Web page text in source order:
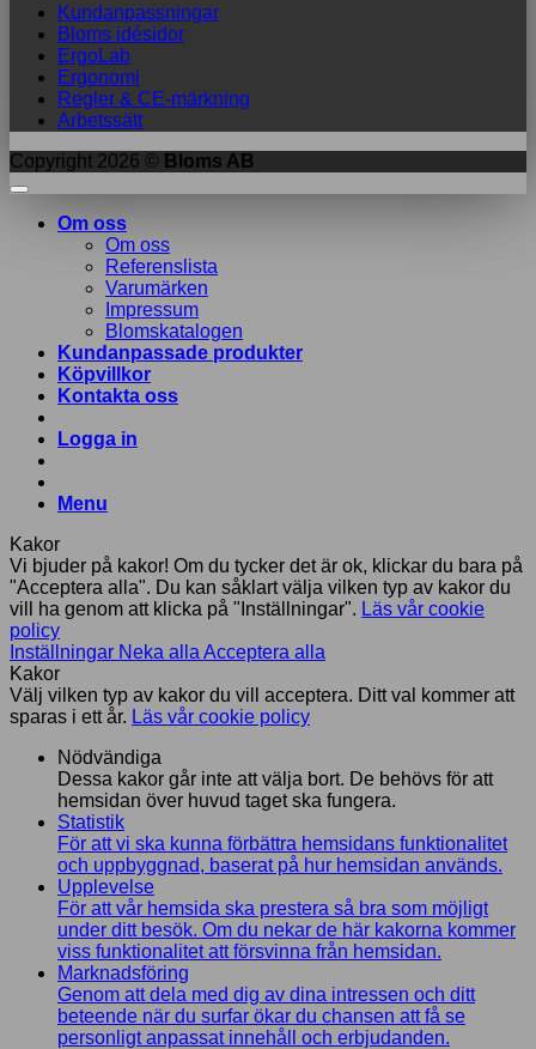
Kundanpassningar
Bloms idésidor
ErgoLab
Ergonomi
Regler & CE-märkning
Arbetssätt
Copyright 2026 © Bloms AB
Om oss
Om oss
Referenslista
Varumärken
Impressum
Blomskatalogen
Kundanpassade produkter
Köpvillkor
Kontakta oss
Logga in
Menu
Kakor
Vi bjuder på kakor! Om du tycker det är ok, klickar du bara på
"Acceptera alla". Du kan såklart välja vilken typ av kakor du
vill ha genom att klicka på "Inställningar". Läs vår cookie
policy
Inställningar Neka alla Acceptera alla
Kakor
Välj vilken typ av kakor du vill acceptera. Ditt val kommer att
sparas i ett år. Läs vår cookie policy
Nödvändiga
Dessa kakor går inte att välja bort. De behövs för att
hemsidan över huvud taget ska fungera.
Statistik
För att vi ska kunna förbättra hemsidans funktionalitet
och uppbyggnad, baserat på hur hemsidan används.
Upplevelse
För att vår hemsida ska prestera så bra som möjligt
under ditt besök. Om du nekar de här kakorna kommer
viss funktionalitet att försvinna från hemsidan.
Marknadsföring
Genom att dela med dig av dina intressen och ditt
beteende när du surfar ökar du chansen att få se
personligt anpassat innehåll och erbjudanden.